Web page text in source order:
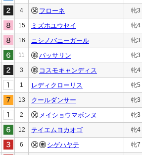
4 フローネ 牝3
15 ミズホユウセイ 牝4
16 ニシノバニーガール 牝3
11 パッサリン 牝3
3 コスモキャンディス 牝4
1 レディクローリス 牝5
13 クールダンサー 牝3
2 メイショウマボンヌ 牝3
12 テイエムヨカオゴ 牝4
6 シゲハヤテ 牝7